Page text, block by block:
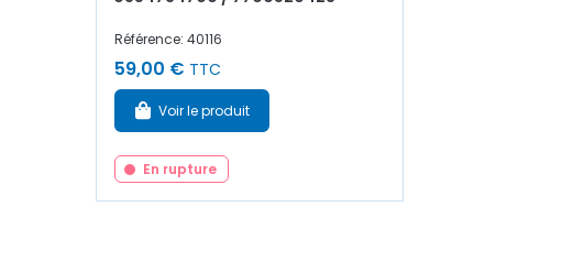
Référence: 40116
59,00 € TTC
Voir le produit
En rupture